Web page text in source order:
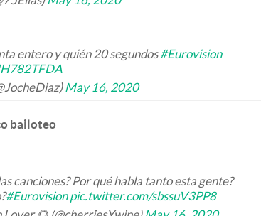
entero y quién 20 segundos#Eurovision
May 16, 2020
bailoteo
canciones? Por qué habla tanto esta gente?
#Eurovision pic.twitter.com/sbssuV3PP8